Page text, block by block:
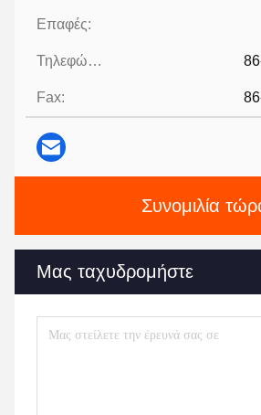
Επαφές:
Τηλεφώνημα:
Fax:
Συνομιλία
Μας ταχυδρομήστε